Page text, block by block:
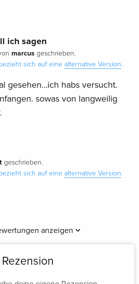
vergriffen
vergriffen
ich sagen
marcus geschrieben.
sich auf eine alternative Version.
gesehen...ich habs versucht.
sowas von langweilig
geschrieben.
sich auf eine alternative Version.
anzeigen